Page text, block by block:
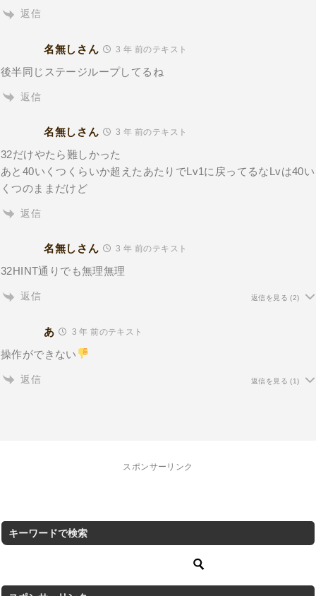
返信
名無しさん 3 年 前のテキスト
後半同じステージループしてるね
返信
名無しさん 3 年 前のテキスト
32だけやたら難しかった
あと40いくつくらいか超えたあたりでLv1に戻ってるなLvは40い
くつのままだけど
返信
名無しさん 3 年 前のテキスト
32HINT通りでも無理無理
返信 返信を見る (2)
あ 3 年 前のテキスト
操作ができない
返信 返信を見る (1)
スポンサーリンク
キーワードで検索